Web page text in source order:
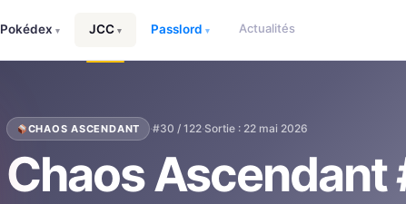
Pokédex ▾ JCC ▾ Passlord ▾ Actualités
CHAOS ASCENDANT ·#30 / 122·Sortie : 22 mai 2026
Chaos Ascendant